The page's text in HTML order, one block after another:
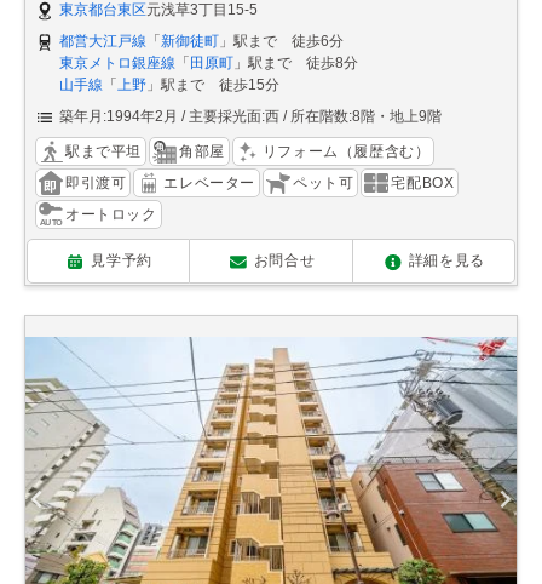
東京都台東区元浅草3丁目15-5
都営大江戸線 「 新御徒町 」駅まで 徒歩6分
東京メトロ銀座線 「 田原町 」駅まで 徒歩8分
山手線 「 上野 」駅まで 徒歩15分
築年月:1994年2月
主要採光面:西 所在階数:8階・地上9階
駅まで平坦 角部屋
リフォーム（履歴含む）
即引渡可
エレベーター ペット可
宅配BOX
オートロック
見学予約 お問合せ 詳細を見る